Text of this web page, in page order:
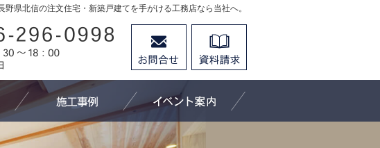
野県北信の注文住宅・新築戸建てを手がける工務店なら当社へ。
026-296-0998
営業時間9：30～18：00 定休日：水曜日
わたしたちにできること